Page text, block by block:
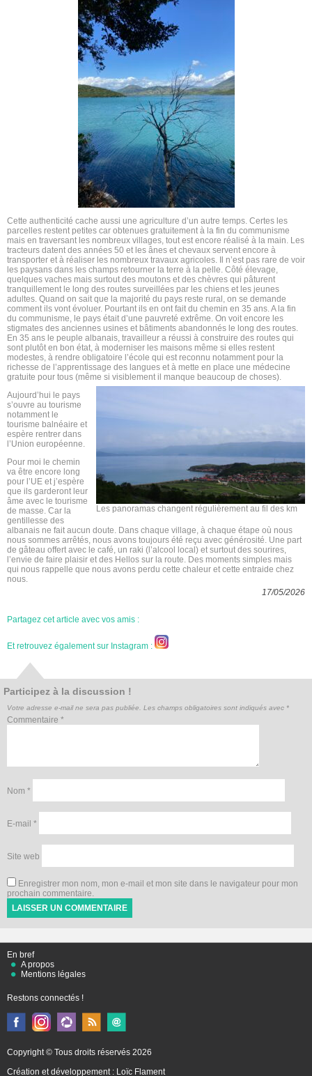
Cette authenticité cache aussi une agriculture d’un autre temps. Certes les
parcelles restent petites car obtenues gratuitement à la fin du communisme
mais en traversant les nombreux villages, tout est encore réalisé à la main. Les
tracteurs datent des années 50 et les ânes et chevaux servent encore à
transporter et à réaliser les nombreux travaux agricoles. Il n’est pas rare de voir
les paysans dans les champs retourner la terre à la pelle. Côté élevage,
quelques vaches mais surtout des moutons et des chèvres qui pâturent
tranquillement le long des routes surveillées par les chiens et les jeunes
adultes. Quand on sait que la majorité du pays reste rural, on se demande
comment ils vont évoluer. Pourtant ils en ont fait du chemin en 35 ans. A la fin
du communisme, le pays était d’une pauvreté extrême. On voit encore les
stigmates des anciennes usines et bâtiments abandonnés le long des routes.
En 35 ans le peuple albanais, travailleur a réussi à construire des routes qui
sont plutôt en bon état, à moderniser les maisons même si elles restent
modestes, à rendre obligatoire l’école qui est reconnu notamment pour la
richesse de l’apprentissage des langues et à mette en place une médecine
gratuite pour tous (même si visiblement il manque beaucoup de choses).
Les panoramas changent régulièrement au fil des km
Aujourd’hui le pays
s’ouvre au tourisme
notamment le
tourisme balnéaire et
espère rentrer dans
l’Union européenne.
Pour moi le chemin
va être encore long
pour l’UE et j’espère
que ils garderont leur
âme avec le tourisme
de masse. Car la
gentillesse des
albanais ne fait aucun doute. Dans chaque village, à chaque étape où nous
nous sommes arrêtés, nous avons toujours été reçu avec générosité. Une part
de gâteau offert avec le café, un raki (l’alcool local) et surtout des sourires,
l’envie de faire plaisir et des Hellos sur la route. Des moments simples mais
qui nous rappelle que nous avons perdu cette chaleur et cette entraide chez
nous.
17/05/2026
Partagez cet article avec vos amis :
Et retrouvez également sur Instagram :
Participez à la discussion !
Votre adresse e-mail ne sera pas publiée. Les champs obligatoires sont indiqués avec *
Commentaire *
Nom *
E-mail *
Site web
Enregistrer mon nom, mon e-mail et mon site dans le navigateur pour mon
prochain commentaire.
En bref
A propos
Mentions légales
Restons connectés !
Copyright © Tous droits réservés 2026
Création et développement : Loïc Flament